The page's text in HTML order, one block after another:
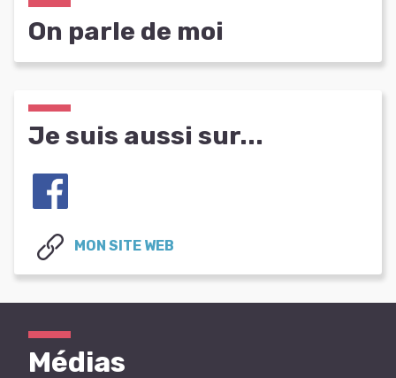
On parle de moi
Je suis aussi sur...
MON SITE WEB
Médias